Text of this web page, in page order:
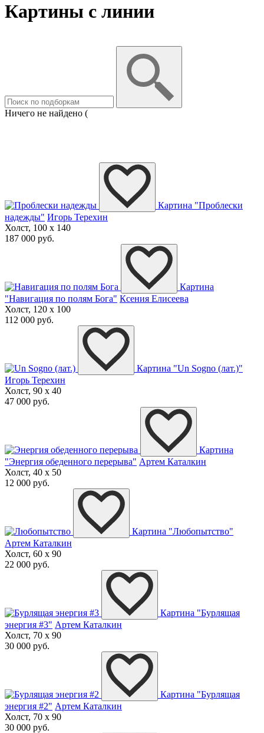
Картины с линии
Ничего не найдено (
Картина "Проблески
надежды" Игорь Терехин
Холст, 100 x 140
187 000 руб.
Картина
"Навигация по полям Бога" Ксения Елисеева
Холст, 120 x 100
112 000 руб.
Картина "Un Sogno (лат.)"
Игорь Терехин
Холст, 90 x 40
47 000 руб.
Картина
"Энергия обеденного перерыва" Артем Каталкин
Холст, 40 x 50
12 000 руб.
Картина "Любопытство"
Артем Каталкин
Холст, 60 x 90
22 000 руб.
Картина "Бурлящая
энергия #3" Артем Каталкин
Холст, 70 x 90
30 000 руб.
Картина "Бурлящая
энергия #2" Артем Каталкин
Холст, 70 x 90
30 000 руб.